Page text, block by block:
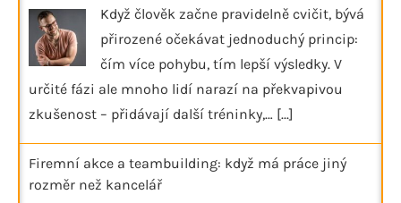
Když člověk začne pravidelně cvičit, bývá
přirozené očekávat jednoduchý princip:
čím více pohybu, tím lepší výsledky. V
určité fázi ale mnoho lidí narazí na překvapivou
zkušenost – přidávají další tréninky,… [...]
Firemní akce a teambuilding: když má práce jiný
rozměr než kancelář